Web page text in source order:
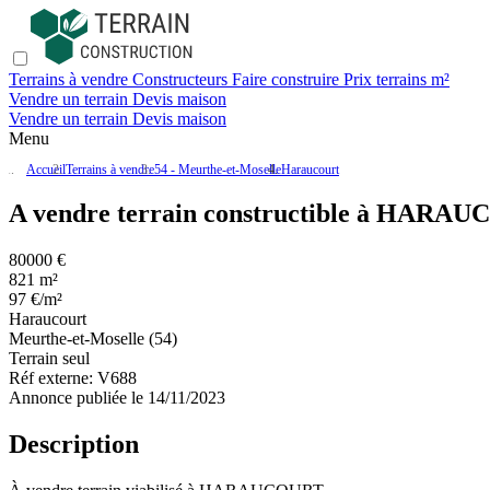
Terrains à vendre Constructeurs Faire construire Prix terrains m²
Vendre un terrain Devis maison
Vendre un terrain Devis maison
Menu
AccueilTerrains à vendre54 - Meurthe-et-MoselleHaraucourt
A vendre terrain constructible à
80000 €
821 m²
97 €/m²
Haraucourt
Meurthe-et-Moselle (54)
Terrain seul
Réf externe: V688
Annonce publiée le 14/11/2023
Description